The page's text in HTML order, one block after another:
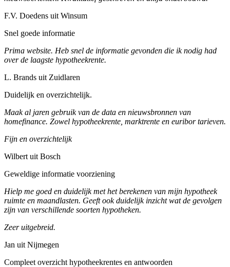
F.V. Doedens uit Winsum
Snel goede informatie
Prima website. Heb snel de informatie gevonden die ik nodig had
over de laagste hypotheekrente.
L. Brands uit Zuidlaren
Duidelijk en overzichtelijk.
Maak al jaren gebruik van de data en nieuwsbronnen van
homefinance. Zowel hypotheekrente, marktrente en euribor tarieven.
Fijn en overzichtelijk
Wilbert uit Bosch
Geweldige informatie voorziening
Hielp me goed en duidelijk met het berekenen van mijn hypotheek
ruimte en maandlasten. Geeft ook duidelijk inzicht wat de gevolgen
zijn van verschillende soorten hypotheken.
Zeer uitgebreid.
Jan uit Nijmegen
Compleet overzicht hypotheekrentes en antwoorden